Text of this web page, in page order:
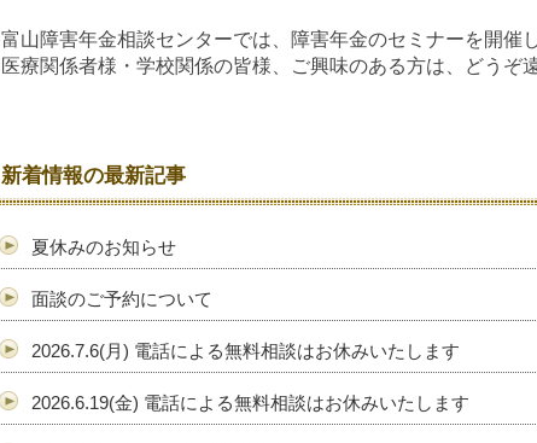
富山障害年金相談センターでは、障害年金のセミナーを開催
医療関係者様・学校関係の皆様、ご興味のある方は、どうぞ
新着情報の最新記事
夏休みのお知らせ
面談のご予約について
2026.7.6(月) 電話による無料相談はお休みいたします
2026.6.19(金) 電話による無料相談はお休みいたします